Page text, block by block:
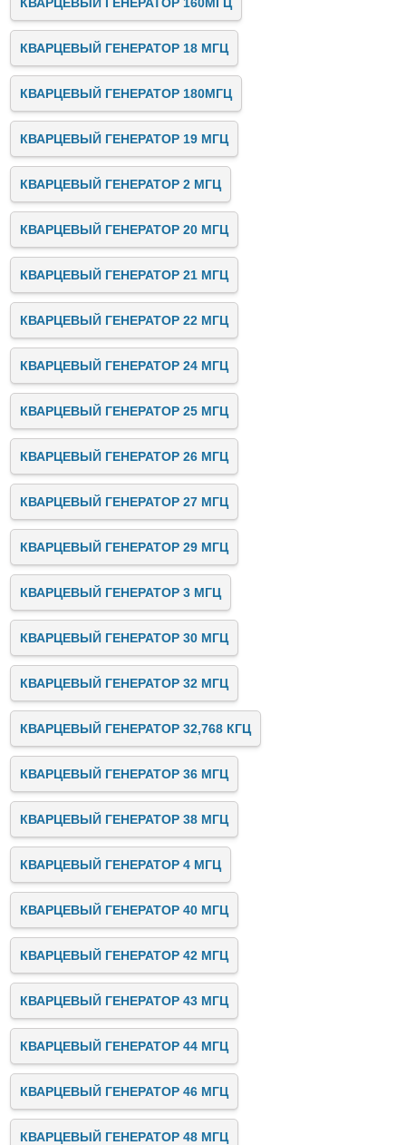
КВАРЦЕВЫЙ ГЕНЕРАТОР 18 МГЦ
КВАРЦЕВЫЙ ГЕНЕРАТОР 180МГЦ
КВАРЦЕВЫЙ ГЕНЕРАТОР 19 МГЦ
КВАРЦЕВЫЙ ГЕНЕРАТОР 2 МГЦ
КВАРЦЕВЫЙ ГЕНЕРАТОР 20 МГЦ
КВАРЦЕВЫЙ ГЕНЕРАТОР 21 МГЦ
КВАРЦЕВЫЙ ГЕНЕРАТОР 22 МГЦ
КВАРЦЕВЫЙ ГЕНЕРАТОР 24 МГЦ
КВАРЦЕВЫЙ ГЕНЕРАТОР 25 МГЦ
КВАРЦЕВЫЙ ГЕНЕРАТОР 26 МГЦ
КВАРЦЕВЫЙ ГЕНЕРАТОР 27 МГЦ
КВАРЦЕВЫЙ ГЕНЕРАТОР 29 МГЦ
КВАРЦЕВЫЙ ГЕНЕРАТОР 3 МГЦ
КВАРЦЕВЫЙ ГЕНЕРАТОР 30 МГЦ
КВАРЦЕВЫЙ ГЕНЕРАТОР 32 МГЦ
КВАРЦЕВЫЙ ГЕНЕРАТОР 32,768 КГЦ
КВАРЦЕВЫЙ ГЕНЕРАТОР 36 МГЦ
КВАРЦЕВЫЙ ГЕНЕРАТОР 38 МГЦ
КВАРЦЕВЫЙ ГЕНЕРАТОР 4 МГЦ
КВАРЦЕВЫЙ ГЕНЕРАТОР 40 МГЦ
КВАРЦЕВЫЙ ГЕНЕРАТОР 42 МГЦ
КВАРЦЕВЫЙ ГЕНЕРАТОР 43 МГЦ
КВАРЦЕВЫЙ ГЕНЕРАТОР 44 МГЦ
КВАРЦЕВЫЙ ГЕНЕРАТОР 46 МГЦ
КВАРЦЕВЫЙ ГЕНЕРАТОР 48 МГЦ